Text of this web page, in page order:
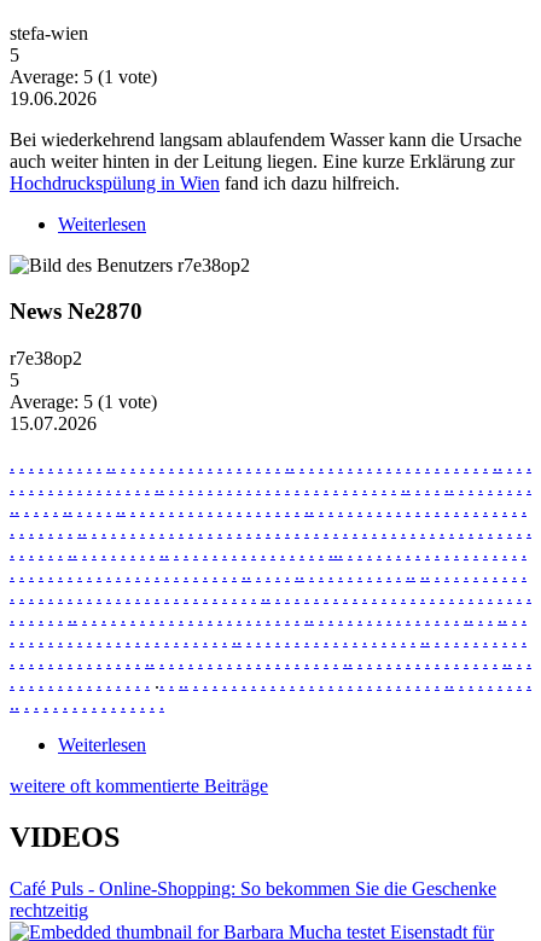
stefa-wien
5
Average: 5 (1 vote)
19.06.2026
Bei wiederkehrend langsam ablaufendem Wasser kann die Ursache
auch weiter hinten in der Leitung liegen. Eine kurze Erklärung zur
Hochdruckspülung in Wien fand ich dazu hilfreich.
Weiterlesen
News Ne2870
r7e38op2
5
Average: 5 (1 vote)
15.07.2026
. . . . . . . . . . .. . . . . . . . . . . . . . . . . . .. . . . . . . . . . . . . . . . . . . . . .. . . .
. . . . . . . . . . . . . . . .. . . . . . . . . . . . . . . . . . . . . . . . . .. . . . .. . . . . . . . .
.. . . . . .. . . . . .. . . . . . . . . . . . . . . . . . . .. . . . . . . . . . . . . . . . . . . . . . .
. . . . . . . .. . . . . . . . . . . . . . . . . . . . . . . . . . . . . . . . . . . . . . . . . . . . . . .
. . . . . . .. . . . . . . . . .. . . . . . . . . . . . . . . . . ... . . . . . . . . . . . . . . . . . . .
. . . . . . . . . . . . . . . . . . . . . . . . .. . . . . .. . . . . . . . . . . .. .. . . . . . . . . . .
. . . . . . . . . . . . . . . . . . . . . . . . . . .. . . . . . . . . . . . . . . . . . . . . . . . . . . .
. . . . . . .. . . . . . . . . . . . . . . . . . . . . . . . .. . . . . . . . . . . . . . . . .. . . .. . .
. . . . . . . . . . . . . . . . . . . . . . . .. . . . . . . . . . . . . . . . . . . .. . . . . . . . . . .
. . . . . . . . . . . . . . .. . . . . . . . . . . . . . . . . . . . .. . . . . . . . . . . . . . . . .. . .
. . . . . . . . . . . . . . . .. . .. . . . . . . . . . . . . . . . . . . . . . . . . . . .. . . . . . . . .
.. . . . . . . . . . . . . . . .
Weiterlesen
weitere oft kommentierte Beiträge
VIDEOS
Café Puls - Online-Shopping: So bekommen Sie die Geschenke
rechtzeitig